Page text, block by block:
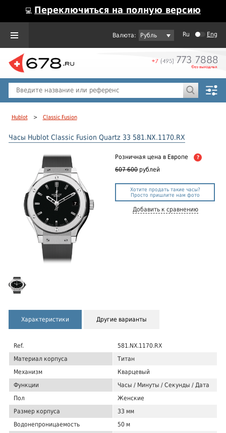
💻 Переключиться на полную версию
Рубль Ru Eng
Hublot > Classic Fusion
Часы Hublot Classic Fusion Quartz 33 581.NX.1170.RX
Розничная цена в Европе ?
607 600 рублей
Хотите продать такие часы?
Просто пришлите нам фото
Добавить к сравнению
Характеристики Другие варианты
Ref.
581.NX.1170.RX
Материал корпуса
Титан
Механизм
Кварцевый
Функции
Часы / Минуты / Секунды / Дата
Пол
Женские
Размер корпуса
33 мм
Водонепроницаемость
50 м